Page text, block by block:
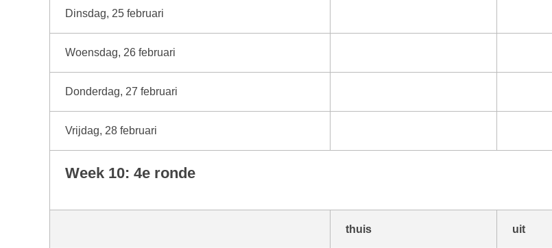
Dinsdag, 25 februari
Woensdag, 26 februari
Donderdag, 27 februari
Vrijdag, 28 februari
Week 10: 4e ronde
thuis uit